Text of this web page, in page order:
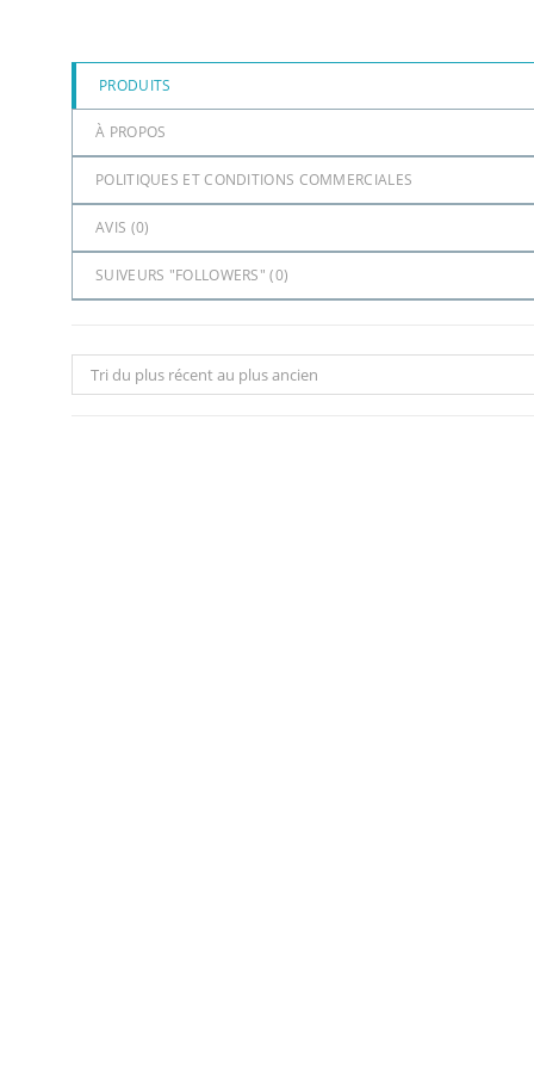
PRODUITS
À PROPOS
POLITIQUES ET CONDITIONS COMMERCIALES
AVIS (0)
SUIVEURS "FOLLOWERS" (0)
Tri du plus récent au plus ancien